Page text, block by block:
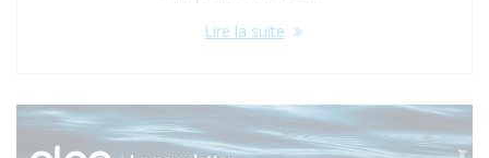
Lire la suite